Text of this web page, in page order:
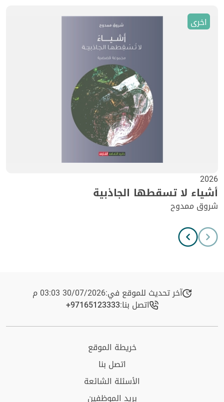
اخرى
2026
أشياء لا تسقطها الجاذبية
شروق ممدوح
آخر تحديث للموقع في:30/07/2026 03:03 م
اتصل بنا:+97165123333​
خريطة الموقع
اتصل بنا
الأسئلة الشائعة
بريد الموظفين